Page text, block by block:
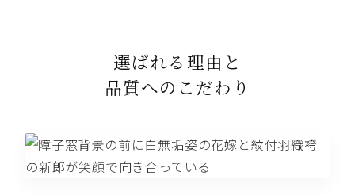
選ばれる理由と
品質へのこだわり